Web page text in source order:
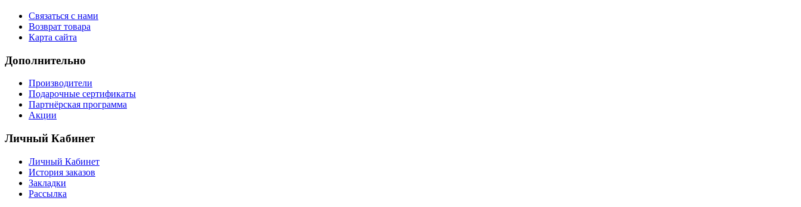
Связаться с нами
Возврат товара
Карта сайта
Дополнительно
Производители
Подарочные сертификаты
Партнёрская программа
Акции
Личный Кабинет
Личный Кабинет
История заказов
Закладки
Рассылка